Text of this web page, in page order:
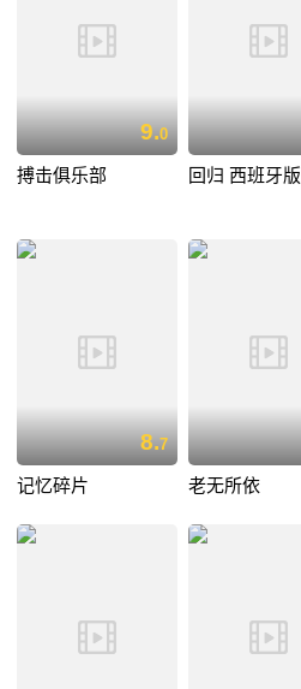
9.0
搏击俱乐部 回归 西班牙版
8.7
记忆碎片 老无所依